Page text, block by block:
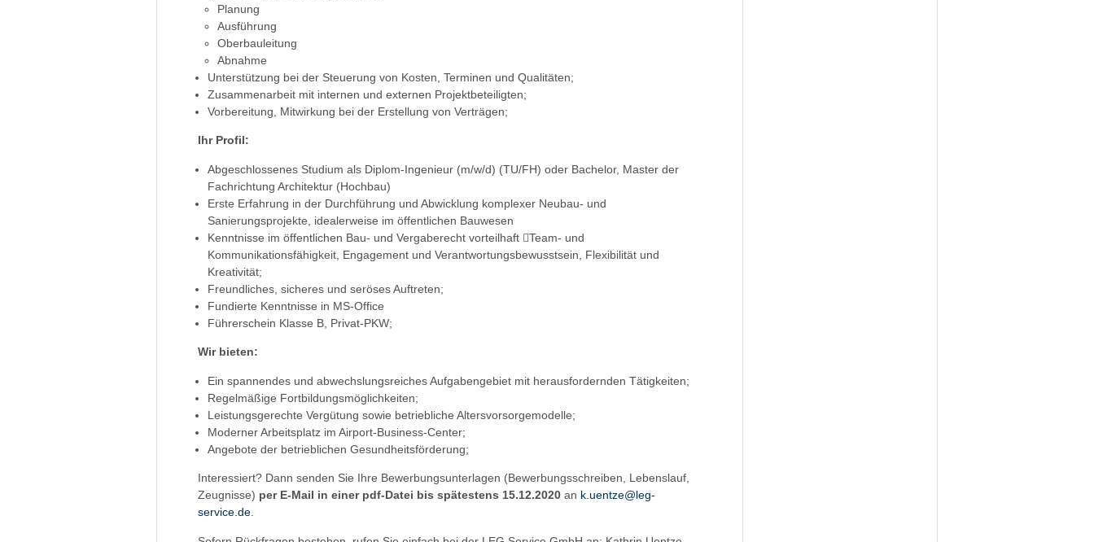
Planung
Ausführung
Oberbauleitung
Abnahme
Unterstützung bei der Steuerung von Kosten, Terminen und Qualitäten;
Zusammenarbeit mit internen und externen Projektbeteiligten;
Vorbereitung, Mitwirkung bei der Erstellung von Verträgen;
Ihr Profil:
Abgeschlossenes Studium als Diplom-Ingenieur (m/w/d) (TU/FH) oder Bachelor, Master der
Fachrichtung Architektur (Hochbau)
Erste Erfahrung in der Durchführung und Abwicklung komplexer Neubau- und
Sanierungsprojekte, idealerweise im öffentlichen Bauwesen
Kenntnisse im öffentlichen Bau- und Vergaberecht vorteilhaft Team- und
Kommunikationsfähigkeit, Engagement und Verantwortungsbewusstsein, Flexibilität und
Kreativität;
Freundliches, sicheres und seröses Auftreten;
Fundierte Kenntnisse in MS-Office
Führerschein Klasse B, Privat-PKW;
Wir bieten:
Ein spannendes und abwechslungsreiches Aufgabengebiet mit herausfordernden Tätigkeiten;
Regelmäßige Fortbildungsmöglichkeiten;
Leistungsgerechte Vergütung sowie betriebliche Altersvorsorgemodelle;
Moderner Arbeitsplatz im Airport-Business-Center;
Angebote der betrieblichen Gesundheitsförderung;
Interessiert? Dann senden Sie Ihre Bewerbungsunterlagen (Bewerbungsschreiben, Lebenslauf,
Zeugnisse) per E-Mail in einer pdf-Datei bis spätestens 15.12.2020 an k.uentze@leg-
service.de.